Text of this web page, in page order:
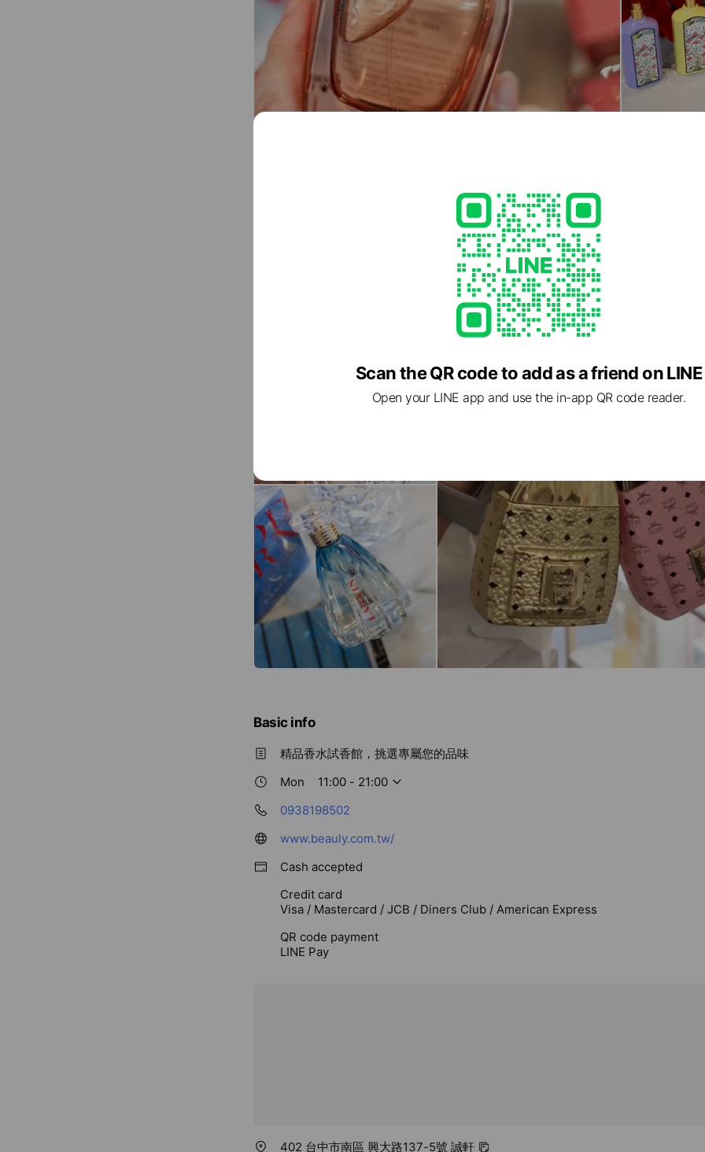
Basic info
精品香水試香館，挑選專屬您的品味
Mon
11:00 - 21:00
0938198502
www.beauly.com.tw/
Cash accepted
Credit card
Visa / Mastercard / JCB / Diners Club / American Express
QR code payment
LINE Pay
402 台中市南區 興大路137-5號 誠軒
Scan the QR code to add as a friend on LINE
Open your LINE app and use the in-app QR code reader.